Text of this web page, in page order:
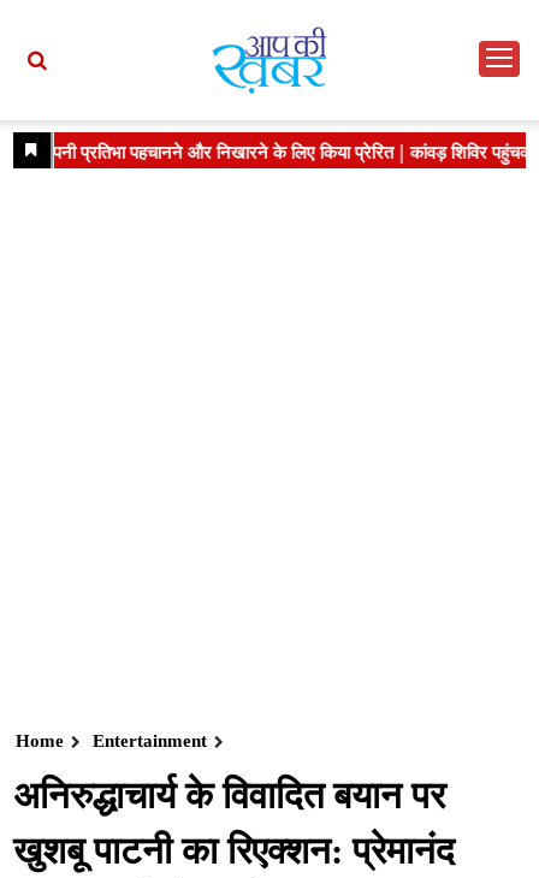
Home Entertainment
अनिरुद्धाचार्य के विवादित बयान पर
खुशबू पाटनी का रिएक्शन: प्रेमानंद